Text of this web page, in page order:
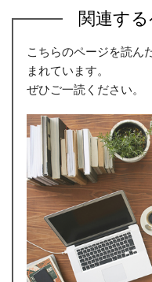
関連す
こちらのページを読ん
まれています。
ぜひご一読ください。